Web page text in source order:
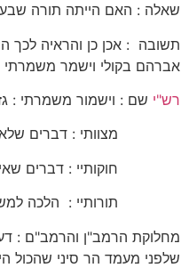
שאלה : האם הייתה תורה
תשובה : אכן כן והראיה
אברהם בקולי וישמר משמרתי
רש"י שם : וישמור משמרתי :
מצוותי : דברים שלא
חוקותיי : דברים שאין
תורותיי : הלכה למשה
מחלוקת הרמב"ן והרמב"ם :
שלפני מעמד הר סיני שהכול